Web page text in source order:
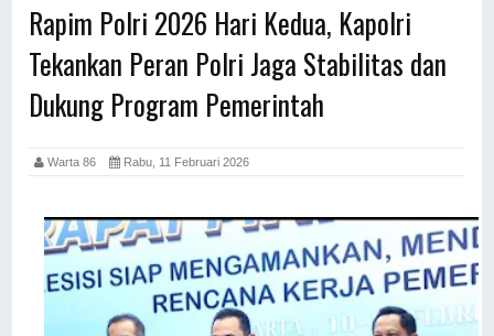
Rapim Polri 2026 Hari Kedua, Kapolri
Tekankan Peran Polri Jaga Stabilitas dan
Dukung Program Pemerintah
Warta 86 Rabu, 11 Februari 2026